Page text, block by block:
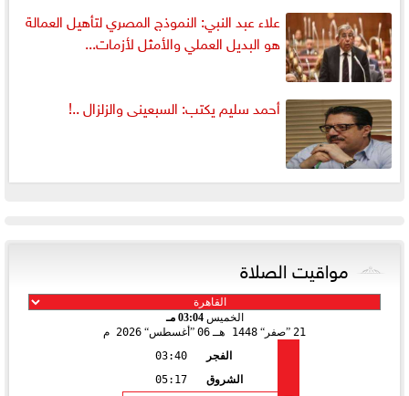
علاء عبد النبي: النموذج المصري لتأهيل العمالة
هو البديل العملي والأمثل لأزمات...
أحمد سليم يكتب: السبعينى والزلزال ..!
مواقيت الصلاة
الخميس03:04 مـ
21 صفر 1448 هـ 06 أغسطس 2026 م
الفجر
03:40
الشروق
05:17